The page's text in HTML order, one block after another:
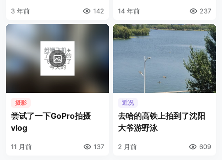
3 年前 142 14 年前 237
摄影
尝试了一下GoPro拍摄
vlog
11 月前 137
近况
去哈的高铁上拍到了沈阳
大爷游野泳
2 月前 609